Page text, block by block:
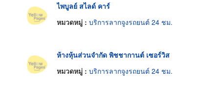
ไพบูลย์ สไลด์ คาร์
หมวดหมู่ : บริการลากจูงรถยนต์ 24 ชม.
ห้างหุ้นส่วนจำกัด พิชชากานต์ เซอร์วิส
หมวดหมู่ : บริการลากจูงรถยนต์ 24 ชม.